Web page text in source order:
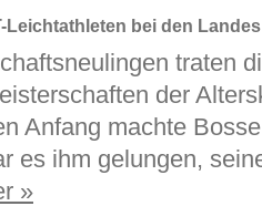
Leichtathleten bei den
traten
der
Anfang machte
es ihm gelungen,
»